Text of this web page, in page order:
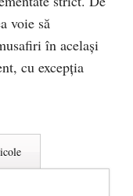
voie să
în acelaşi
cu excepţia